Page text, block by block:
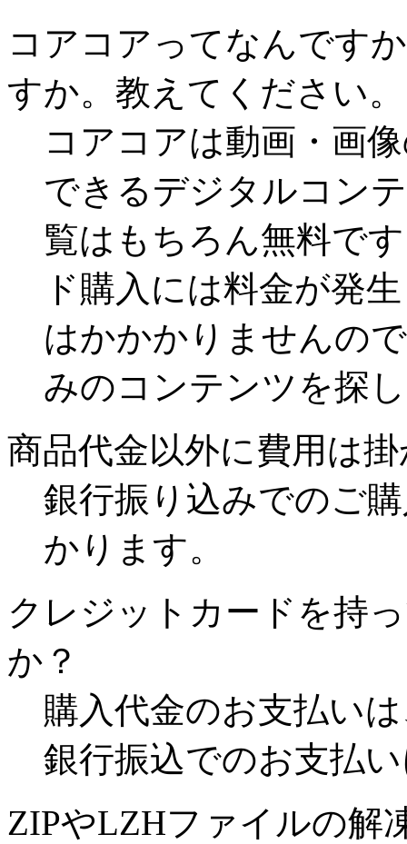
コアコアってなんです
すか。教えてください。
コアコアは動画・画
できるデジタルコン
覧はもちろん無料で
ド購入には料金が発
はかかかりませんの
みのコンテンツを探
商品代金以外に費用は
銀行振り込みでのご
かります。
クレジットカードを持
か？
購入代金のお支払い
銀行振込でのお支払
ZIPやLZHファイルの解